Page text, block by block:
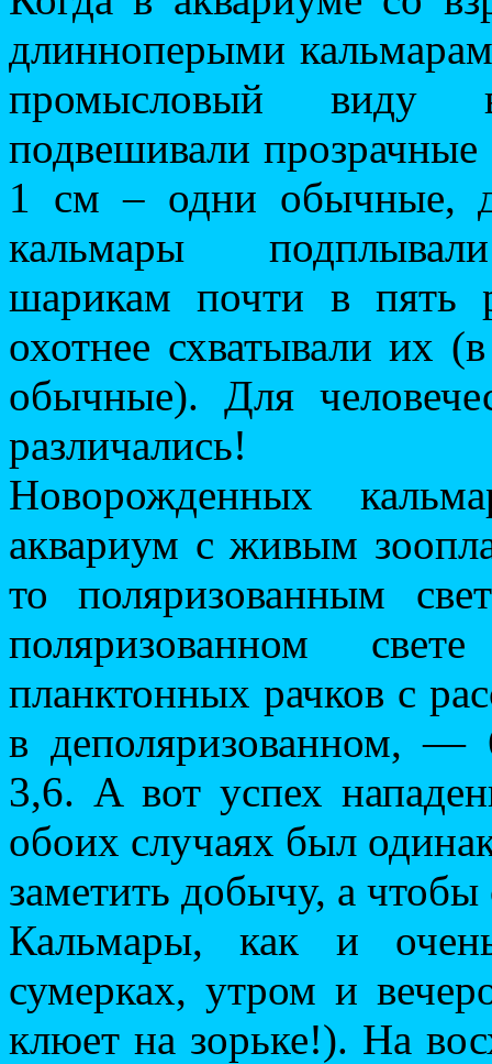
длинноперыми
промысловый виду
подвешивали
1 см – одни обычные,
кальмары
шарикам почти в
охотнее схватывали их
обычные). Для
различались!
Новорожденных
аквариум с живым
то поляризованным
поляризованном
планктонных рачков с
в деполяризованном, —
3,6. А вот успех
обоих случаях был
заметить добычу, а чтобы
Кальмары, как и
сумерках, утром и
клюет на зорьке!). На